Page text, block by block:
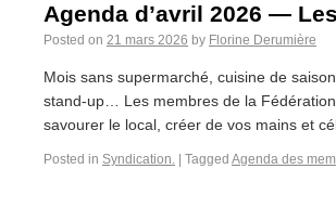
Agenda d’avril 2026 —
Posted on 21 mars 2026 by Florine Derumière
Mois sans supermarché, cuisine de
stand-up… Les membres de la
savourer le local, créer de vos mains et
Posted in Syndication. Tagged Agenda des